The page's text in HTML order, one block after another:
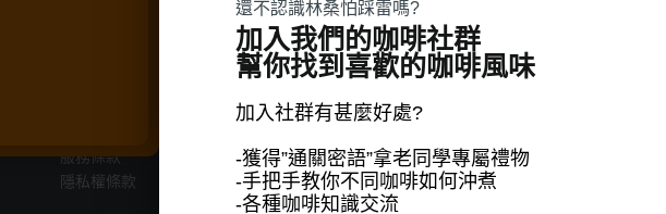
服務條款
隱私權條款
商品分類
超高CP值優惠專區
林桑的壓箱寶咖啡豆
經過國際肯定的林桑配方豆
公司資訊
聯繫電話：(02)22286696
還不認識林桑怕踩雷嗎?
加入我們的咖啡社群
幫你找到喜歡的咖啡風味
加入社群有甚麼好處?
-獲得”通關密語”拿老同學專屬禮物
-手把手教你不同咖啡如何沖煮
-各種咖啡知識交流